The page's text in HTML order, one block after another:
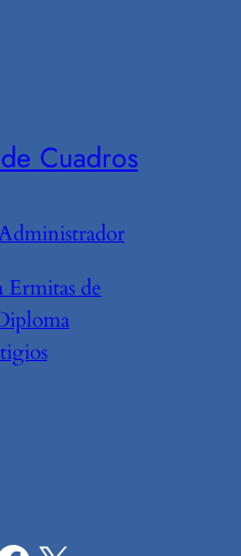
Cuadros
de